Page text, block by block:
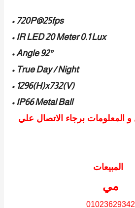
• 720P@25fps
• IR LED 20 Meter 0.1 Lux
• Angle 92°
• True Day / Night
• 1296(H)x732(V)
• IP66 Metal Ball
مي
01023629342